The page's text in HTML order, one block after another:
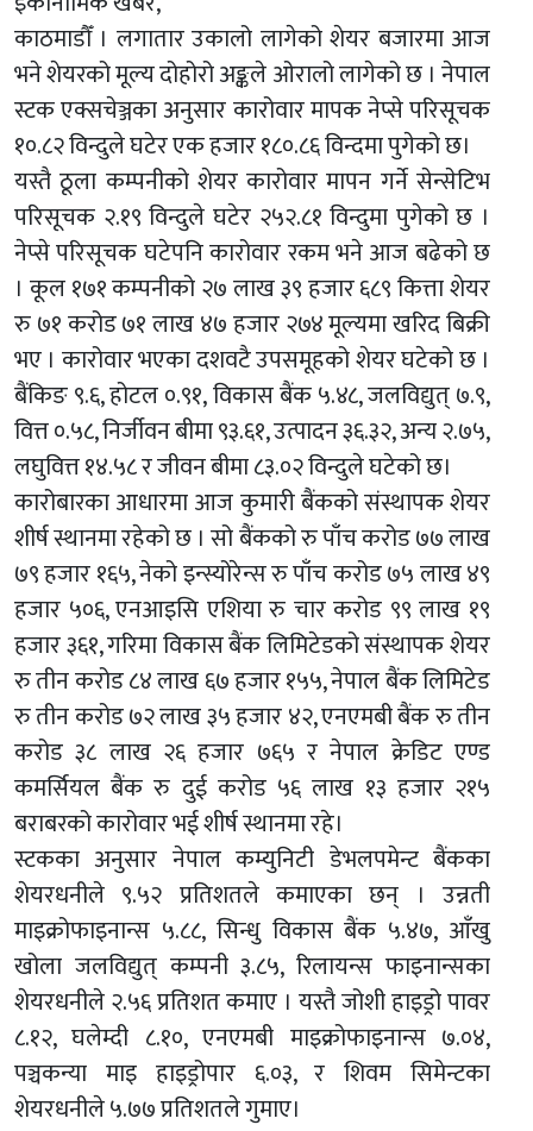
काठमाडौँ । लगातार उकालो लागेको शेयर बजारमा आज
भने शेयरको मूल्य दोहोरो अङ्कले ओरालो लागेको छ । नेपाल
स्टक एक्सचेञ्जका अनुसार कारोवार मापक नेप्से परिसूचक
१०.८२ विन्दुले घटेर एक हजार १८०.८६ विन्दमा पुगेको छ।
यस्तै ठूला कम्पनीको शेयर कारोवार मापन गर्ने सेन्सेटिभ
परिसूचक २.१९ विन्दुले घटेर २५२.८१ विन्दुमा पुगेको छ ।
नेप्से परिसूचक घटेपनि कारोवार रकम भने आज बढेको छ
। कूल १७१ कम्पनीको २७ लाख ३९ हजार ६८९ कित्ता शेयर
रु ७१ करोड ७१ लाख ४७ हजार २७४ मूल्यमा खरिद बिक्री
भए । कारोवार भएका दशवटै उपसमूहको शेयर घटेको छ ।
बैंकिङ ९.६, होटल ०.९१, विकास बैंक ५.४८, जलविद्युत् ७.९,
वित्त ०.५८, निर्जीवन बीमा ९३.६१, उत्पादन ३६.३२, अन्य २.७५,
लघुवित्त १४.५८ र जीवन बीमा ८३.०२ विन्दुले घटेको छ।
कारोबारका आधारमा आज कुमारी बैंकको संस्थापक शेयर
शीर्ष स्थानमा रहेको छ । सो बैंकको रु पाँच करोड ७७ लाख
७९ हजार १६५, नेको इन्स्योरेन्स रु पाँच करोड ७५ लाख ४९
हजार ५०६, एनआइसि एशिया रु चार करोड ९९ लाख १९
हजार ३६१, गरिमा विकास बैंक लिमिटेडको संस्थापक शेयर
रु तीन करोड ८४ लाख ६७ हजार १५५, नेपाल बैंक लिमिटेड
रु तीन करोड ७२ लाख ३५ हजार ४२, एनएमबी बैंक रु तीन
करोड ३८ लाख २६ हजार ७६५ र नेपाल क्रेडिट एण्ड
कमर्सियल बैंक रु दुई करोड ५६ लाख १३ हजार २१५
बराबरको कारोवार भई शीर्ष स्थानमा रहे।
स्टकका अनुसार नेपाल कम्युनिटी डेभलपमेन्ट बैंकका
शेयरधनीले ९.५२ प्रतिशतले कमाएका छन् । उन्नती
माइक्रोफाइनान्स ५.८८, सिन्धु विकास बैंक ५.४७, आँखु
खोला जलविद्युत् कम्पनी ३.८५, रिलायन्स फाइनान्सका
शेयरधनीले २.५६ प्रतिशत कमाए । यस्तै जोशी हाइड्रो पावर
८.१२, घलेम्दी ८.१०, एनएमबी माइक्रोफाइनान्स ७.०४,
पञ्चकन्या माइ हाइड्रोपार ६.०३, र शिवम सिमेन्टका
शेयरधनीले ५.७७ प्रतिशतले गुमाए।